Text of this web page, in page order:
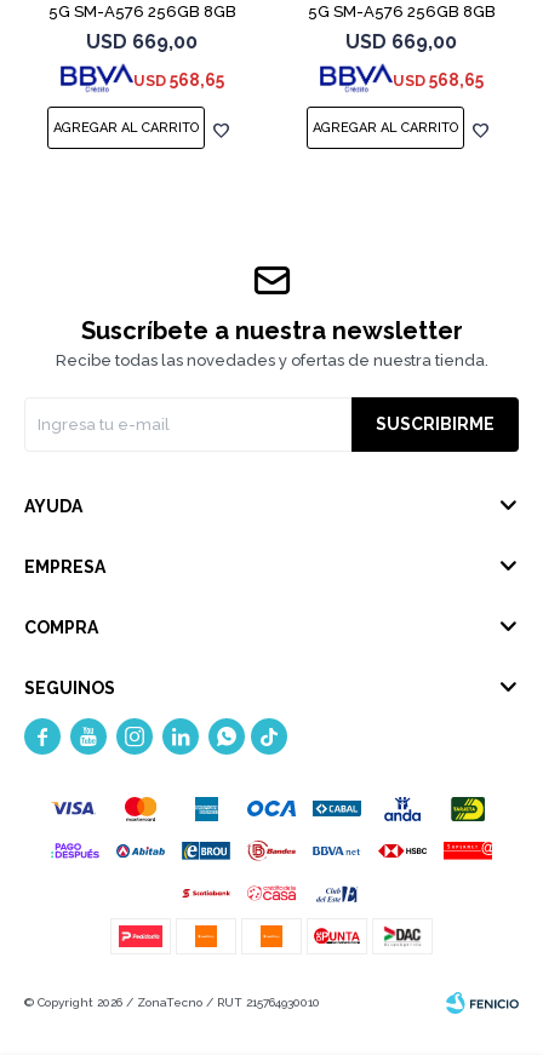
5G SM-A576 256GB 8GB
Violet
USD 669,00
USD 568,65
5G SM-A576 256GB 8GB
Gray
USD 669,00
USD 568,65
Suscríbete a nuestra newsletter
Recibe todas las novedades y ofertas de nuestra tienda.
SUSCRIBIRME
AYUDA
EMPRESA
COMPRA
SEGUINOS
    
© Copyright 2026 / ZonaTecno / RUT 215764930010